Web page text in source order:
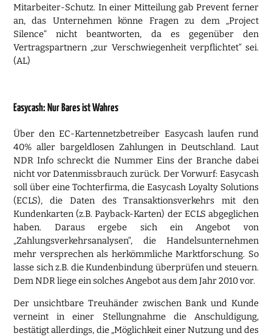
Mitarbeiter-Schutz. In einer Mitteilung gab Prevent ferner
an, das Unternehmen könne Fragen zu dem „Project
Silence“ nicht beantworten, da es gegenüber den
Vertragspartnern „zur Verschwiegenheit verpflichtet“ sei.
(AL)
Easycash: Nur Bares ist Wahres
Über den EC-Kartennetzbetreiber Easycash laufen rund
40% aller bargeldlosen Zahlungen in Deutschland. Laut
NDR Info schreckt die Nummer Eins der Branche dabei
nicht vor Datenmissbrauch zurück. Der Vorwurf: Easycash
soll über eine Tochterfirma, die Easycash Loyalty Solutions
(ECLS), die Daten des Transaktionsverkehrs mit den
Kundenkarten (z.B. Payback-Karten) der ECLS abgeglichen
haben. Daraus ergebe sich ein Angebot von
„Zahlungsverkehrsanalysen“, die Handelsunternehmen
mehr versprechen als herkömmliche Marktforschung. So
lasse sich z.B. die Kundenbindung überprüfen und steuern.
Dem NDR liege ein solches Angebot aus dem Jahr 2010 vor.
Der unsichtbare Treuhänder zwischen Bank und Kunde
verneint in einer Stellungnahme die Anschuldigung,
bestätigt allerdings, die „Möglichkeit einer Nutzung und des